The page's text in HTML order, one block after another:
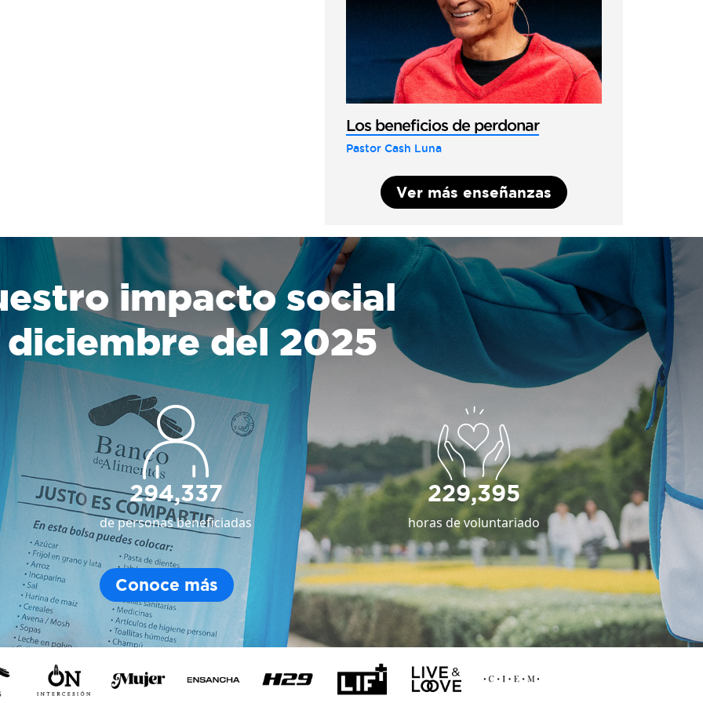
Los beneficios de perdonar
Pastor Cash Luna
Ver más enseñanzas
impacto social
diciembre del 2025
294,337
de personas beneficiadas
229,395
horas de voluntariado
Conoce más